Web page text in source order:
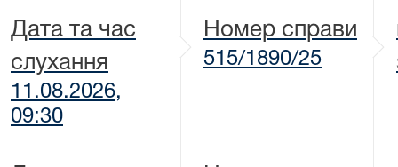
Дата та час
слухання
11.08.2026,
09:30
Номер справи
515/1890/25